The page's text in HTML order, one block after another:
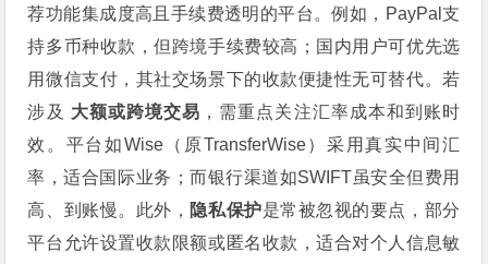
荐功能集成度高且手续费透明的平台。例如，PayPal支
持多币种收款，但跨境手续费较高；国内用户可优先选
用微信支付，其社交场景下的收款便捷性无可替代。若
涉及 大额或跨境交易 ，需重点关注汇率成本和到账时
效。平台如Wise（原TransferWise）采用真实中间汇
率，适合国际业务；而银行渠道如SWIFT虽安全但费用
高、到账慢。此外， 隐私保护是常被忽视的要点，部分
平台允许设置收款限额或匿名收款，适合对个人信息敏